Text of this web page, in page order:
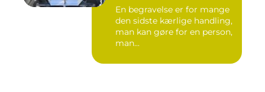
En begravelse er for mange
den sidste kærlige handling,
man kan gøre for en person,
man...